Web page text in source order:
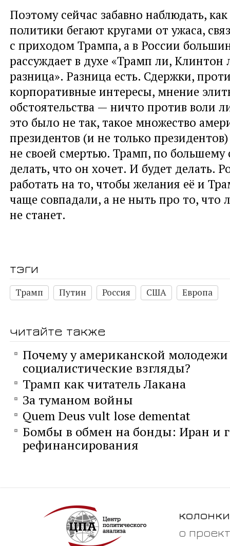
Поэтому сейчас забавно наблюдать,
политики бегают кругами от ужаса,
с приходом Трампа, а в России
рассуждает в духе «Трамп ли, Клинтон
разница». Разница есть. Сдержки,
корпоративные интересы, мнение
обстоятельства — ничто против воли
это было не так, такое множество
президентов (и не только
не своей смертью. Трамп, по большему
делать, что он хочет. И будет делать.
работать на то, чтобы желания её и
чаще совпадали, а не ныть про то, что
не станет.
тэги
Трамп Путин Россия США Европа
читайте также
Почему у американской молодежи
социалистические взгляды?
Трамп как читатель Лакана
За туманом войны
Quem Deus vult lose dementat
Бомбы в обмен на бонды: Иран и
рефинансирования
колонки
о